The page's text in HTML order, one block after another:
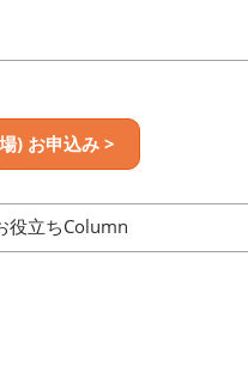
) お申込み >
役立ちColumn